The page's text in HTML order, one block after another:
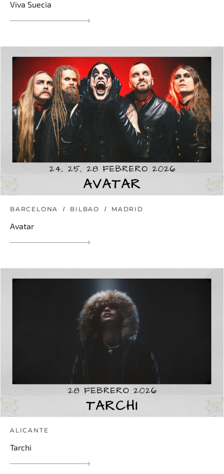
Viva Suecia
BARCELONA BILBAO MADRID
Avatar
ALICANTE
Tarchi